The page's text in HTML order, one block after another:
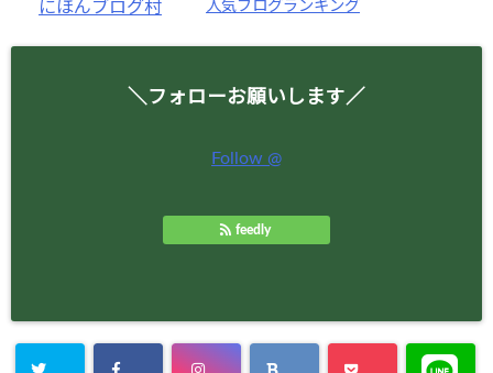
にほんブログ村 人気ブログランキング
＼フォローお願いします／
Follow @
feedly